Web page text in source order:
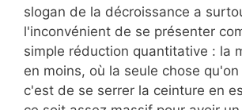
slogan de la décroissance a
l'inconvénient de se présenter
simple réduction quantitative : la
en moins, où la seule chose
c'est de se serrer la ceinture en